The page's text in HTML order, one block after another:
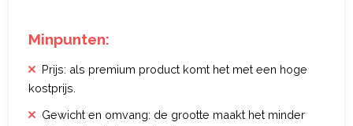
Minpunten:
Prijs: als premium product komt het met een hoge
kostprijs.
Gewicht en omvang: de grootte maakt het minder